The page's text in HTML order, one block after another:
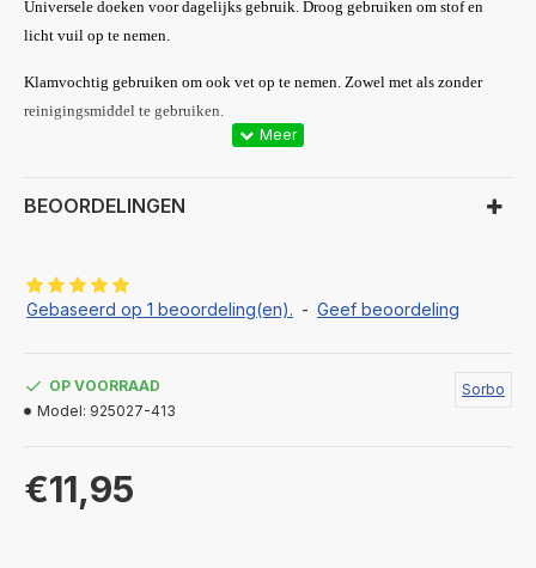
Universele doeken voor dagelijks gebruik. Droog gebruiken om stof en
licht vuil op te nemen.
Klamvochtig gebruiken om ook vet op te nemen. Zowel met als zonder
reinigingsmiddel te gebruiken.
BEOORDELINGEN
Gebaseerd op 1 beoordeling(en). - Geef beoordeling
€11,95
OP VOORRAAD
Model: 925027-413
Sorbo